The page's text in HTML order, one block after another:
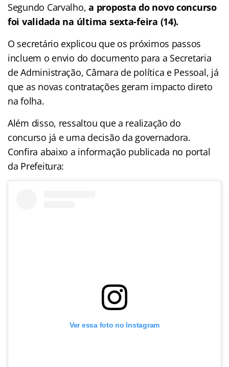
Segundo Carvalho,a proposta do novo concurso
foi validada na última sexta-feira (14).
O secretário explicou que os próximos passos
incluem o envio do documento para a Secretaria
de Administração, Câmara de política e Pessoal, já
que as novas contratações geram impacto direto
na folha.
Além disso, ressaltou que a realização do
concurso já e uma decisão da governadora.
Confira abaixo a informação publicada no portal
da Prefeitura:
Ver essa foto no Instagram